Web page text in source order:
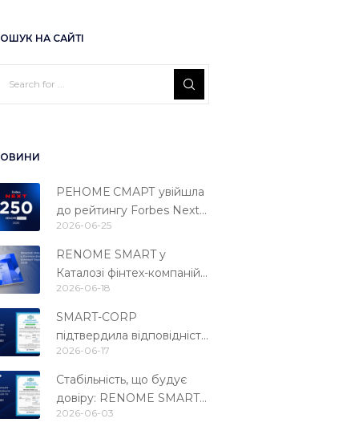
НА САЙТІ
РЕНОМЕ СМАРТ увійшла
до рейтингу Forbes Next
250
2026-06-25
RENOME SMART у
Каталозі фінтех-компаній
України 2026
2026-06-18
SMART-CORP
підтвердила відповідність
міжнародному стандарту
PCI DSS 4.0.1
2026-06-17
Стабільність, що будує
довіру: RENOME SMART
ушосте підтвердила
2026-06-03